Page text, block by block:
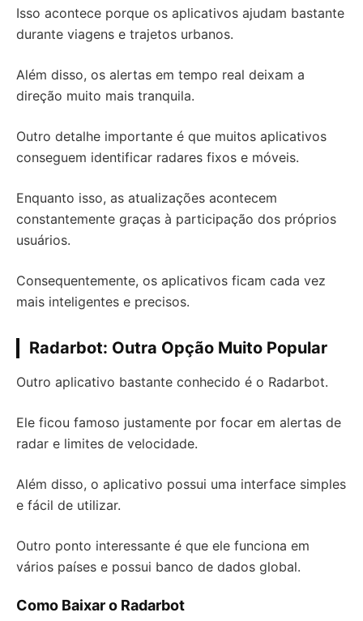
Isso acontece porque os aplicativos ajudam bastante
durante viagens e trajetos urbanos.
Além disso, os alertas em tempo real deixam a
direção muito mais tranquila.
Outro detalhe importante é que muitos aplicativos
conseguem identificar radares fixos e móveis.
Enquanto isso, as atualizações acontecem
constantemente graças à participação dos próprios
usuários.
Consequentemente, os aplicativos ficam cada vez
mais inteligentes e precisos.
Radarbot: Outra Opção Muito Popular
Outro aplicativo bastante conhecido é o Radarbot.
Ele ficou famoso justamente por focar em alertas de
radar e limites de velocidade.
Além disso, o aplicativo possui uma interface simples
e fácil de utilizar.
Outro ponto interessante é que ele funciona em
vários países e possui banco de dados global.
Como Baixar o Radarbot